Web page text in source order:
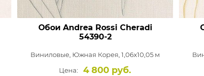
Обои Andrea Rossi Cheradi
54390-2
Виниловые, Южная Корея, 1,06x10,05 м
Цена:
4 800 руб.